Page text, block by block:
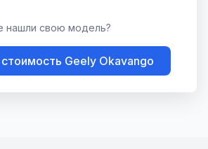
нашли свою модель?
стоимость Geely Okavango